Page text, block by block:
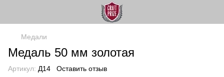
Медали
Медаль 50 мм золотая
Артикул: Д14 Оставить отзыв